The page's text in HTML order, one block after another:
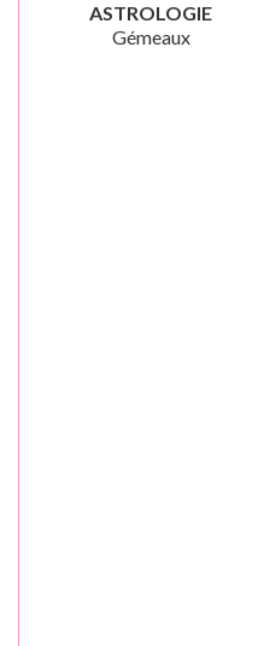
ASTROLOGIE
Gémeaux